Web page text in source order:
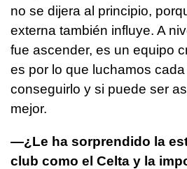
no se dijera al principio,
externa también influye. A
fue ascender, es un equipo
es por lo que luchamos
conseguirlo y si puede ser
mejor.
—¿Le ha sorprendido la
club como el Celta y la